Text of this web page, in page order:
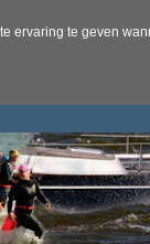
ervaring te geven